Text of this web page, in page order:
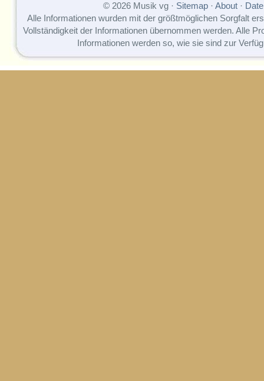
© 2026 Musik vg · Sitemap· About·
Alle Informationen wurden mit der größtmöglichen Sorgfalt
Vollständigkeit der Informationen übernommen werden. Alle
Informationen werden so, wie sie sind zur